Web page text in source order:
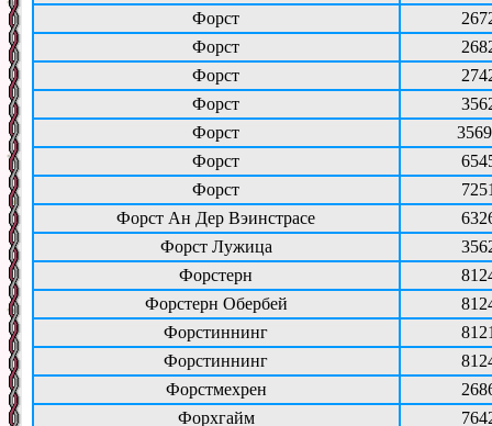
Форст
Форст
Форст
Форст
Форст
Форст
Форст
Форст Ан Дер Вэинстрасе
Форст Лужица
Форстерн
Форстерн Обербей
Форстиннинг
Форстиннинг
Форстмехрен
Форхгайм